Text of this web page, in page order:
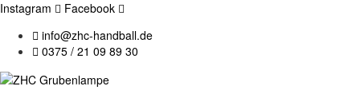
Instagram
Facebook
info@zhc-handball.de
0375 / 21 09 89 30